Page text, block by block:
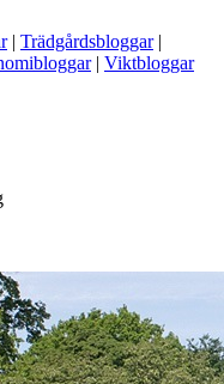
| Trädgårdsbloggar|
| Viktbloggar